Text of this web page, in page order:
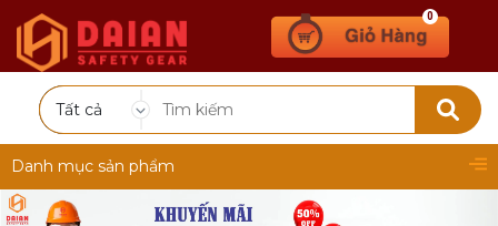
Tất cả
0
Danh mục sản phẩm